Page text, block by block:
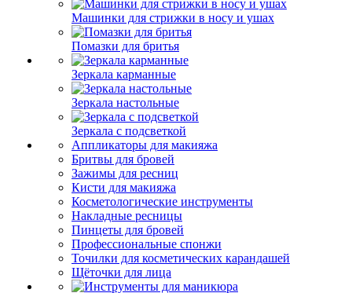
Машинки для стрижки в носу и ушах
Помазки для бритья
Зеркала карманные
Зеркала настольные
Зеркала с подсветкой
Аппликаторы для макияжа
Бритвы для бровей
Зажимы для ресниц
Кисти для макияжа
Косметологические инструменты
Накладные ресницы
Пинцеты для бровей
Профессиональные спонжи
Точилки для косметических карандашей
Щёточки для лица